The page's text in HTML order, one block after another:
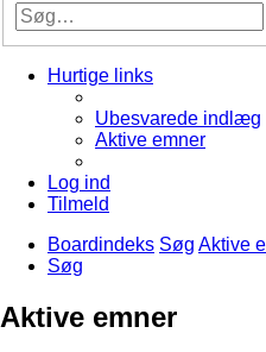
Hurtige links
Ubesvarede indlæg
Aktive emner
Log ind
Tilmeld
Boardindeks Søg Aktive
Søg
Aktive emner